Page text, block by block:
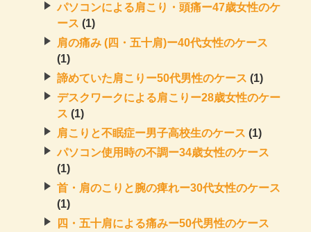
パソコンによる肩こり・頭痛ー47歳女性のケ
ース (1)
肩の痛み (四・五十肩)ー40代女性のケース
(1)
諦めていた肩こりー50代男性のケース (1)
デスクワークによる肩こりー28歳女性のケー
ス (1)
肩こりと不眠症ー男子高校生のケース (1)
パソコン使用時の不調ー34歳女性のケース
(1)
首・肩のこりと腕の痺れー30代女性のケース
(1)
四・五十肩による痛みー50代男性のケース